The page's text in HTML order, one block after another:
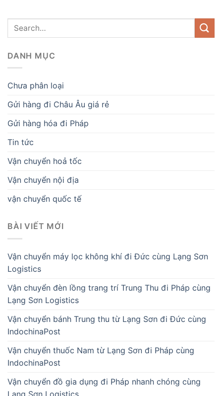
DANH MỤC
Chưa phân loại
Gửi hàng đi Châu Âu giá rẻ
Gửi hàng hóa đi Pháp
Tin tức
Vận chuyển hoả tốc
Vận chuyển nội địa
vận chuyển quốc tế
BÀI VIẾT MỚI
Vận chuyển máy lọc không khí đi Đức cùng Lạng Sơn
Logistics
Vận chuyển đèn lồng trang trí Trung Thu đi Pháp cùng
Lạng Sơn Logistics
Vận chuyển bánh Trung thu từ Lạng Sơn đi Đức cùng
IndochinaPost
Vận chuyển thuốc Nam từ Lạng Sơn đi Pháp cùng
IndochinaPost
Vận chuyển đồ gia dụng đi Pháp nhanh chóng cùng
Lạng Sơn Logistics